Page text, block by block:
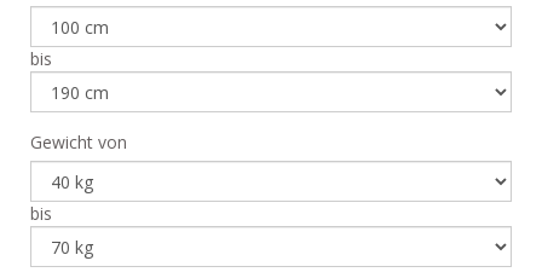
bis
Gewicht von
bis